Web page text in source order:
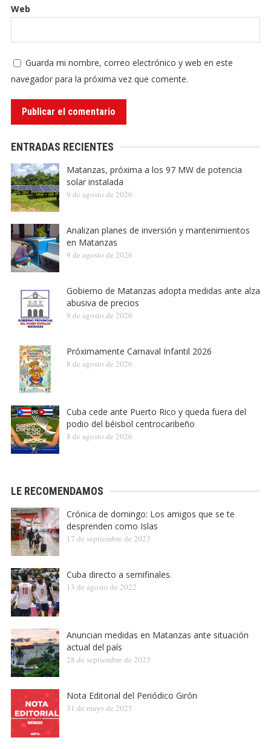
Web
Guarda mi nombre, correo electrónico y web en este
navegador para la próxima vez que comente.
ENTRADAS RECIENTES
Matanzas, próxima a los 97 MW de potencia
solar instalada
9 de agosto de 2026
Analizan planes de inversión y mantenimientos
en Matanzas
9 de agosto de 2026
Gobierno de Matanzas adopta medidas ante alza
abusiva de precios
9 de agosto de 2026
Próximamente Carnaval Infantil 2026
8 de agosto de 2026
Cuba cede ante Puerto Rico y queda fuera del
podio del béisbol centrocaribeño
8 de agosto de 2026
LE RECOMENDAMOS
Crónica de domingo: Los amigos que se te
desprenden como Islas
17 de septiembre de 2023
Cuba directo a semifinales.
13 de agosto de 2022
Anuncian medidas en Matanzas ante situación
actual del país
28 de septiembre de 2023
Nota Editorial del Periódico Girón
31 de mayo de 2025